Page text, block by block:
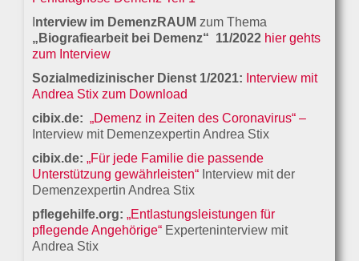
nterview im DemenzRAUM zum Thema
„Biografiearbeit bei Demenz“ 11/2022 hier gehts
zum Interview
Sozialmedizinischer Dienst 1/2021: Interview mit
Andrea Stix zum Download
cibix.de: „Demenz in Zeiten des Coronavirus“ –
Interview mit Demenzexpertin Andrea Stix
cibix.de: „Für jede Familie die passende
Unterstützung gewährleisten“ Interview mit der
Demenzexpertin Andrea Stix
pflegehilfe.org: „Entlastungsleistungen für
pflegende Angehörige“ Experteninterview mit
Andrea Stix